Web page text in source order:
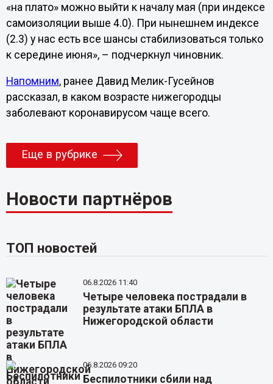
«на плато» можно выйти к началу мая (при индексе
самоизоляции выше 4.0). При нынешнем индексе
(2.3) у нас есть все шансы стабилизоваться только
к середине июня», – подчеркнул чиновник.
Напомним, ранее Давид Мелик-Гусейнов
рассказал, в каком возрасте нижегородцы
заболевают коронавирусом чаще всего.
Еще в рубрике
Новости партнёров
ТОП новостей
06.8.2026 11:40
Четыре человека пострадали в
результате атаки БПЛА в
Нижегородской области
06.8.2026 09:20
Беспилотники сбили над